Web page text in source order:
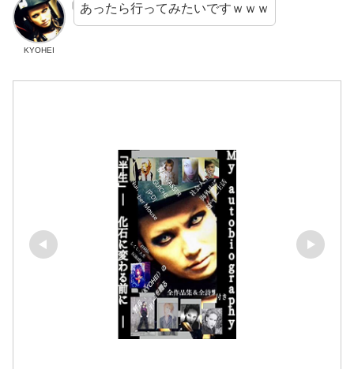
KYOHEI
あったら行ってみたいですｗｗｗ